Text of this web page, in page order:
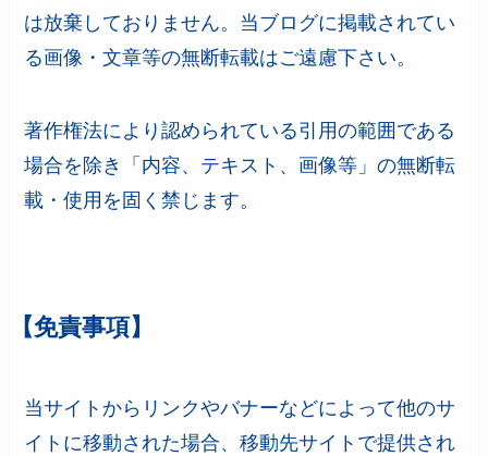
は放棄しておりません。当ブログに掲載されてい
る画像・文章等の無断転載はご遠慮下さい。
著作権法により認められている引用の範囲である
場合を除き「内容、テキスト、画像等」の無断転
載・使用を固く禁じます。
【免責事項】
当サイトからリンクやバナーなどによって他のサ
イトに移動された場合、移動先サイトで提供され